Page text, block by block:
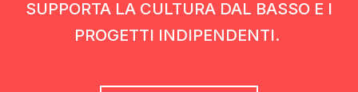
SUPPORTA LA CULTURA DAL BASSO E I
PROGETTI INDIPENDENTI.